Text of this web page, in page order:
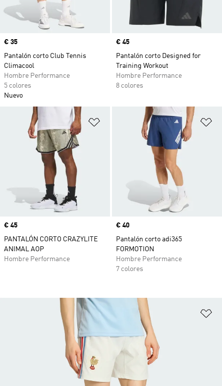
Precio
€ 35
Pantalón corto Club Tennis
Climacool
Hombre Performance
5 colores
Nuevo
Precio
€ 45
Pantalón corto Designed for
Training Workout
Hombre Performance
8 colores
Añadir a la lista de deseos
Precio
€ 45
PANTALÓN CORTO CRAZYLITE
ANIMAL AOP
Hombre Performance
Precio
€ 40
Pantalón corto adi365
FORMOTION
Hombre Performance
7 colores